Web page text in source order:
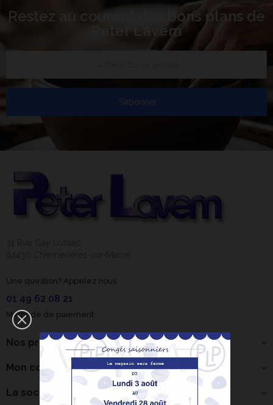
Bonjour ! Je suis
Restez au courant des bons plans de
Peter Lavem
S’abonner
Une question? Appelez nous
01 49 62 08 21
Méthode de paiement
Nos produits
Mon compte
La société